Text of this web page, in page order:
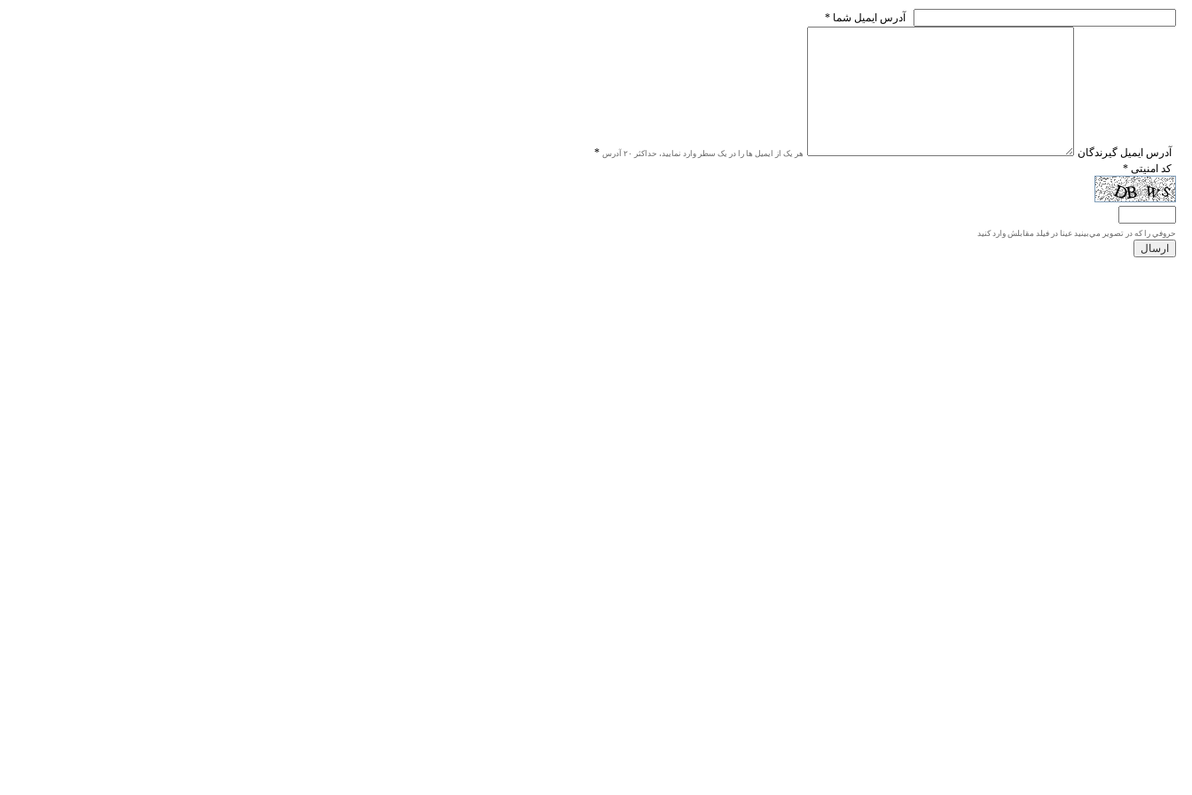
* آدرس ايميل شما
* آدرس ايميل گيرندگان هر یک از ایمیل ها را در یک سطر وارد نمایید، حداکثر ۲۰ آدرس
* کد امنیتی
حروفي را كه در تصوير مي‌بينيد عينا در فيلد مقابلش وارد كنيد